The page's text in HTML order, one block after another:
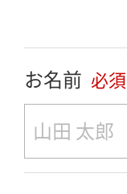
お名前 必須